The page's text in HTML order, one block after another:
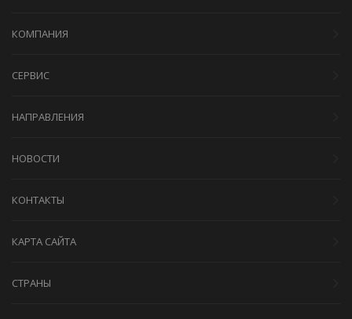
КОМПАНИЯ
СЕРВИС
НАПРАВЛЕНИЯ
НОВОСТИ
КОНТАКТЫ
КАРТА САЙТА
СТРАНЫ